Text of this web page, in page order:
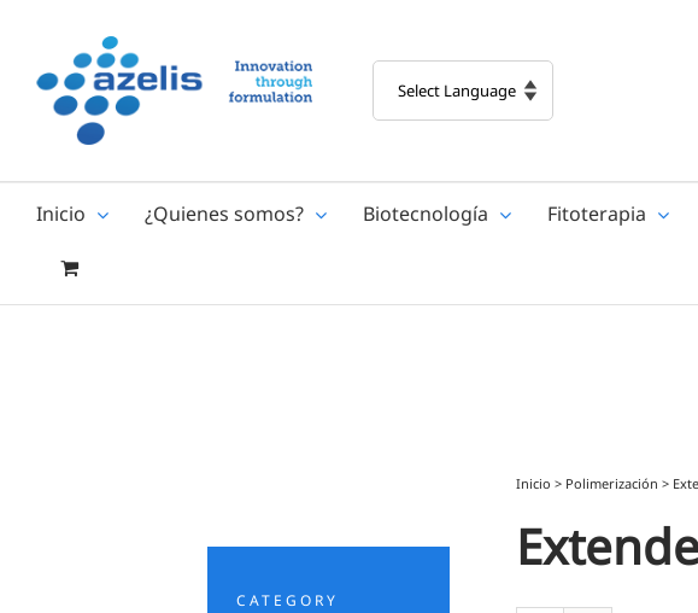
content
Inicio ¿Quienes somos? Biotecnología Fitoterapia
CATEGORY
Inicio > Polimerización >